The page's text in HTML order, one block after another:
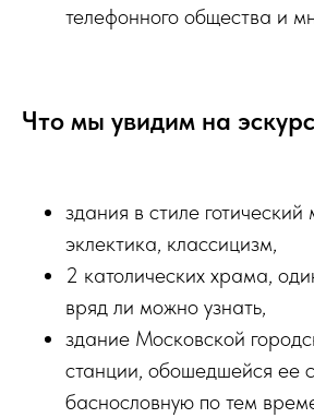
телефонного общества и
Что мы увидим на
здания в стиле
эклектика, классицизм,
2 католических храма,
вряд ли можно узнать,
здание Московской
станции, обошедшейся ее
баснословную по тем